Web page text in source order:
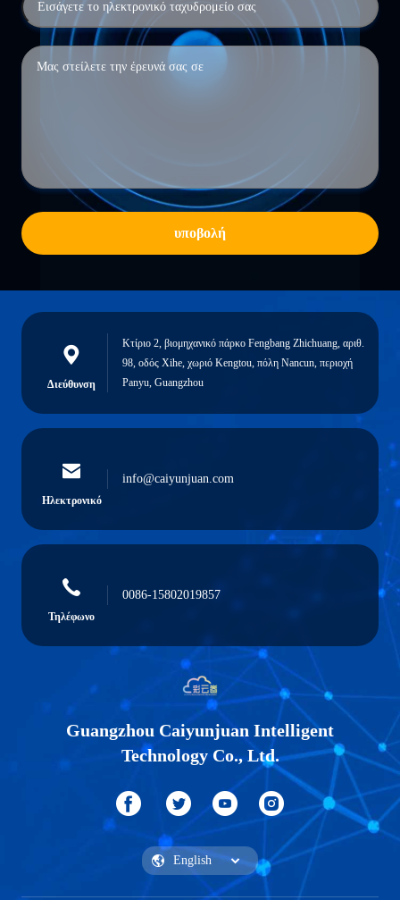
υποβολή
Διεύθυνση
Κτίριο 2, βιομηχανικό πάρκο Fengbang Zhichuang, αριθ.
98, οδός Xihe, χωριό Kengtou, πόλη Nancun, περιοχή
Panyu, Guangzhou
Ηλεκτρονικό
info@caiyunjuan.com
Τηλέφωνο
0086-15802019857
Guangzhou Caiyunjuan Intelligent
Technology Co., Ltd.